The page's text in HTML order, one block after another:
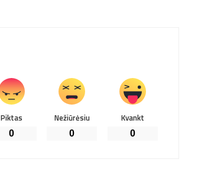
Piktas
0
Nežiūrėsiu
0
Kvankt
0